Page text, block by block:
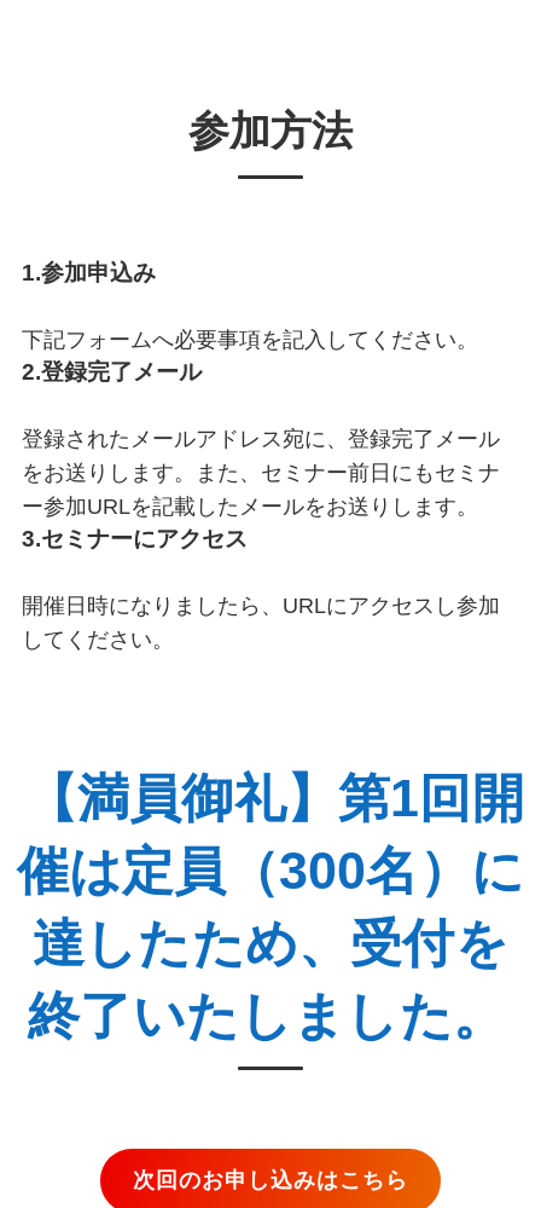
参加方法
1.参加申込み
下記フォームへ必要事項を記入してください。
2.登録完了メール
登録されたメールアドレス宛に、登録完了メール
をお送りします。また、セミナー前日にもセミナ
ー参加URLを記載したメールをお送りします。
3.セミナーにアクセス
開催日時になりましたら、URLにアクセスし参加
してください。
【満員御礼】第1回開
催は定員（300名）に
達したため、受付を
終了いたしました。
次回のお申し込みはこちら